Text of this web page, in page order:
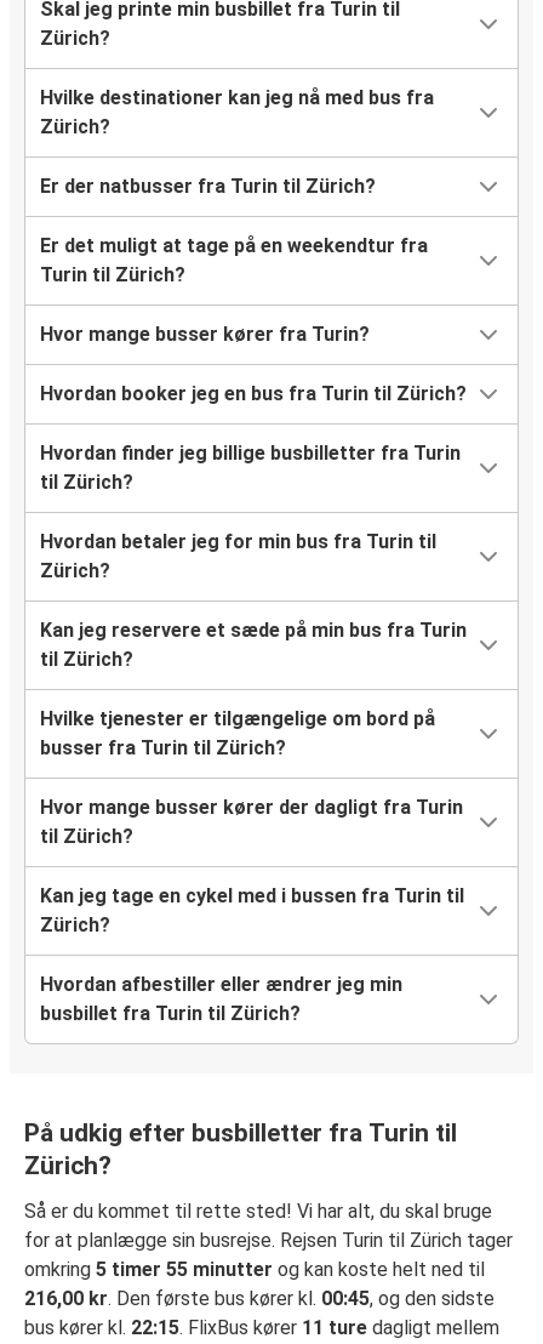
Skal jeg printe min busbillet fra Turin til
Zürich?
Hvilke destinationer kan jeg nå med bus fra
Zürich?
Er der natbusser fra Turin til Zürich?
Er det muligt at tage på en weekendtur fra
Turin til Zürich?
Hvor mange busser kører fra Turin?
Hvordan booker jeg en bus fra Turin til Zürich?
Hvordan finder jeg billige busbilletter fra Turin
til Zürich?
Hvordan betaler jeg for min bus fra Turin til
Zürich?
Kan jeg reservere et sæde på min bus fra Turin
til Zürich?
Hvilke tjenester er tilgængelige om bord på
busser fra Turin til Zürich?
Hvor mange busser kører der dagligt fra Turin
til Zürich?
Kan jeg tage en cykel med i bussen fra Turin til
Zürich?
Hvordan afbestiller eller ændrer jeg min
busbillet fra Turin til Zürich?
På udkig efter busbilletter fra Turin til
Zürich?
Så er du kommet til rette sted! Vi har alt, du skal bruge
for at planlægge sin busrejse. Rejsen Turin til Zürich tager
omkring 5 timer 55 minutter og kan koste helt ned til
216,00 kr. Den første bus kører kl. 00:45, og den sidste
bus kører kl. 22:15. FlixBus kører 11 ture dagligt mellem